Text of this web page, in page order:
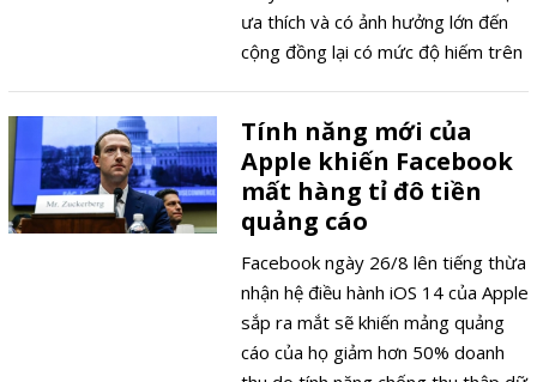
ưa thích và có ảnh hưởng lớn đến
cộng đồng lại có mức độ hiếm trên
Tính năng mới của
Apple khiến Facebook
mất hàng tỉ đô tiền
quảng cáo
Facebook ngày 26/8 lên tiếng thừa
nhận hệ điều hành iOS 14 của Apple
sắp ra mắt sẽ khiến mảng quảng
cáo của họ giảm hơn 50% doanh